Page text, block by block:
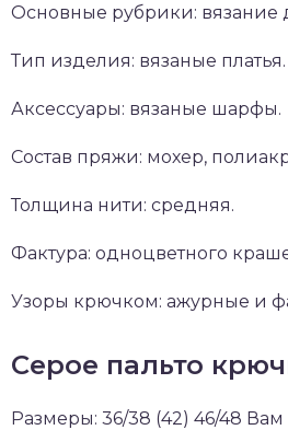
Основные рубрики:
Тип изделия: вязаные платья.
Аксессуары: вязаные шарфы.
Состав пряжи: мохер,
Толщина нити: средняя.
Фактура: одноцветного
Узоры крючком: ажурные и
Серое пальто
Размеры: 36/38 (42) 46/48 Вам